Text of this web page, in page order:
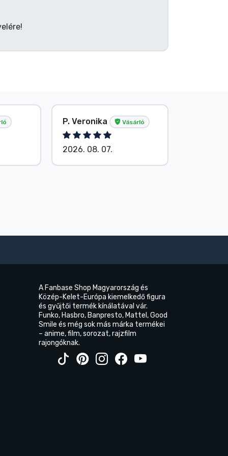
P. Veronika Vásárló
2026. 08. 07.
A Fanbase Shop Magyarország és
Közép-Kelet-Európa kiemelkedő figura
és gyűjtői termék kínálatával vár.
Funko, Hasbro, Banpresto, Mattel, Good
Smile és még sok más márka termékei
– anime, film, sorozat, rajzfilm
rajongóknak.